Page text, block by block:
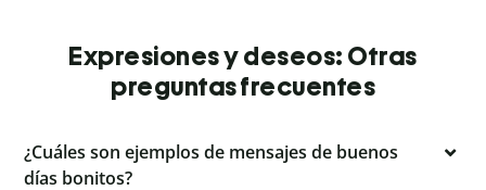
Expresiones y deseos: Otras
preguntas frecuentes
¿Cuáles son ejemplos de mensajes de buenos
días bonitos?